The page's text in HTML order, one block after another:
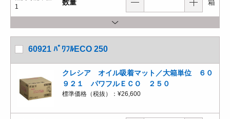
1
数量 箱
60921 ﾊﾟﾜﾌﾙECO 250
クレシア オイル吸着マット／大箱単位 ６０
９２１ パワフルＥＣＯ ２５０
標準価格（税抜）： ¥26,600